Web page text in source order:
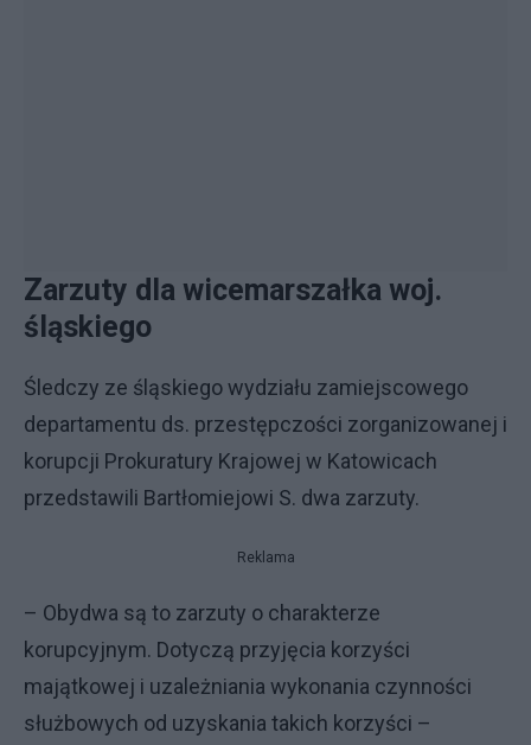
Zarzuty dla wicemarszałka woj.
śląskiego
Śledczy ze śląskiego wydziału zamiejscowego
departamentu ds. przestępczości zorganizowanej i
korupcji Prokuratury Krajowej w Katowicach
przedstawili Bartłomiejowi S. dwa zarzuty.
Reklama
– Obydwa są to zarzuty o charakterze
korupcyjnym. Dotyczą przyjęcia korzyści
majątkowej i uzależniania wykonania czynności
służbowych od uzyskania takich korzyści –